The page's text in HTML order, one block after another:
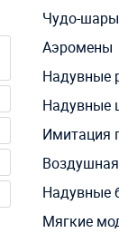
Чудо-шары
Аэромены
Надувные
Надувные
Имитация
Надувные
Мягкие